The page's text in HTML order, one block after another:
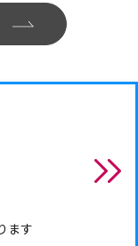
ます